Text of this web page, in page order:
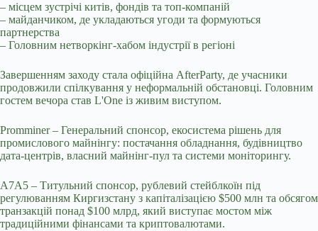
– місцем зустрічі китів, фондів та топ-компаній
– майданчиком, де укладаються угоди та формуються
партнерства
– Головним нетворкінг-хабом індустрії в регіоні
Завершенням заходу стала офіційна AfterParty, де учасники
продовжили спілкування у неформальній обстановці. Головним
гостем вечора став L'One із живим виступом.
Promminer – Генеральний спонсор, екосистема рішень для
промислового майнінгу: постачання обладнання, будівництво
дата-центрів, власний майнінг-пул та системи моніторингу.
A7A5 – Титульний спонсор, рублевий стейблкоїн під
регулюванням Киргизстану з капіталізацією $500 млн та обсягом
транзакцій понад $100 млрд, який виступає мостом між
традиційними фінансами та криптовалютами.